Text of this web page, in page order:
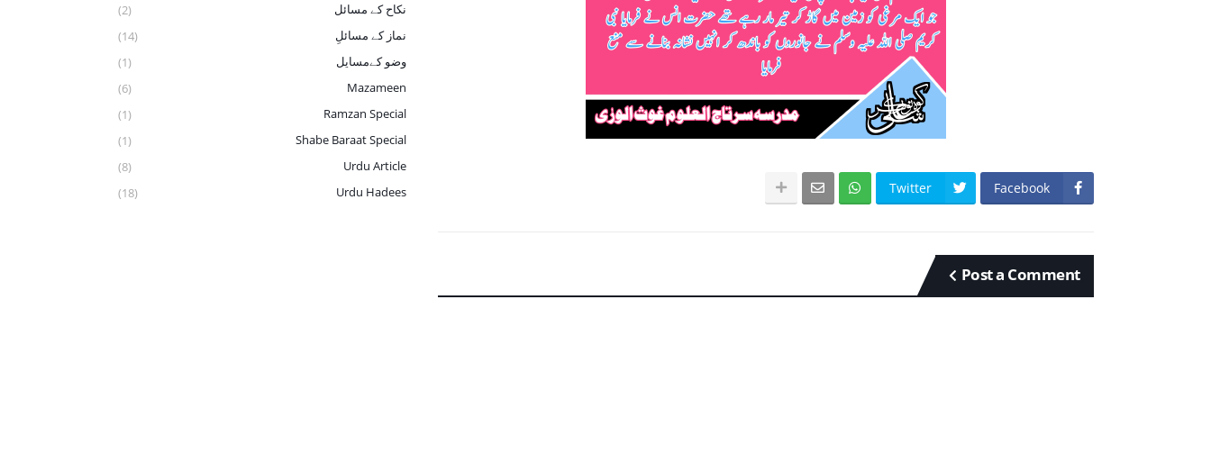
Facebook
Twitter
Post a Comment
نکاح کے مسائل
(2)
نماز کے مسائلِ
(14)
وضو ‏کےمسایل
(1)
Mazameen
(6)
Ramzan Special
(1)
Shabe Baraat Special
(1)
Urdu Article
(8)
Urdu Hadees
(18)